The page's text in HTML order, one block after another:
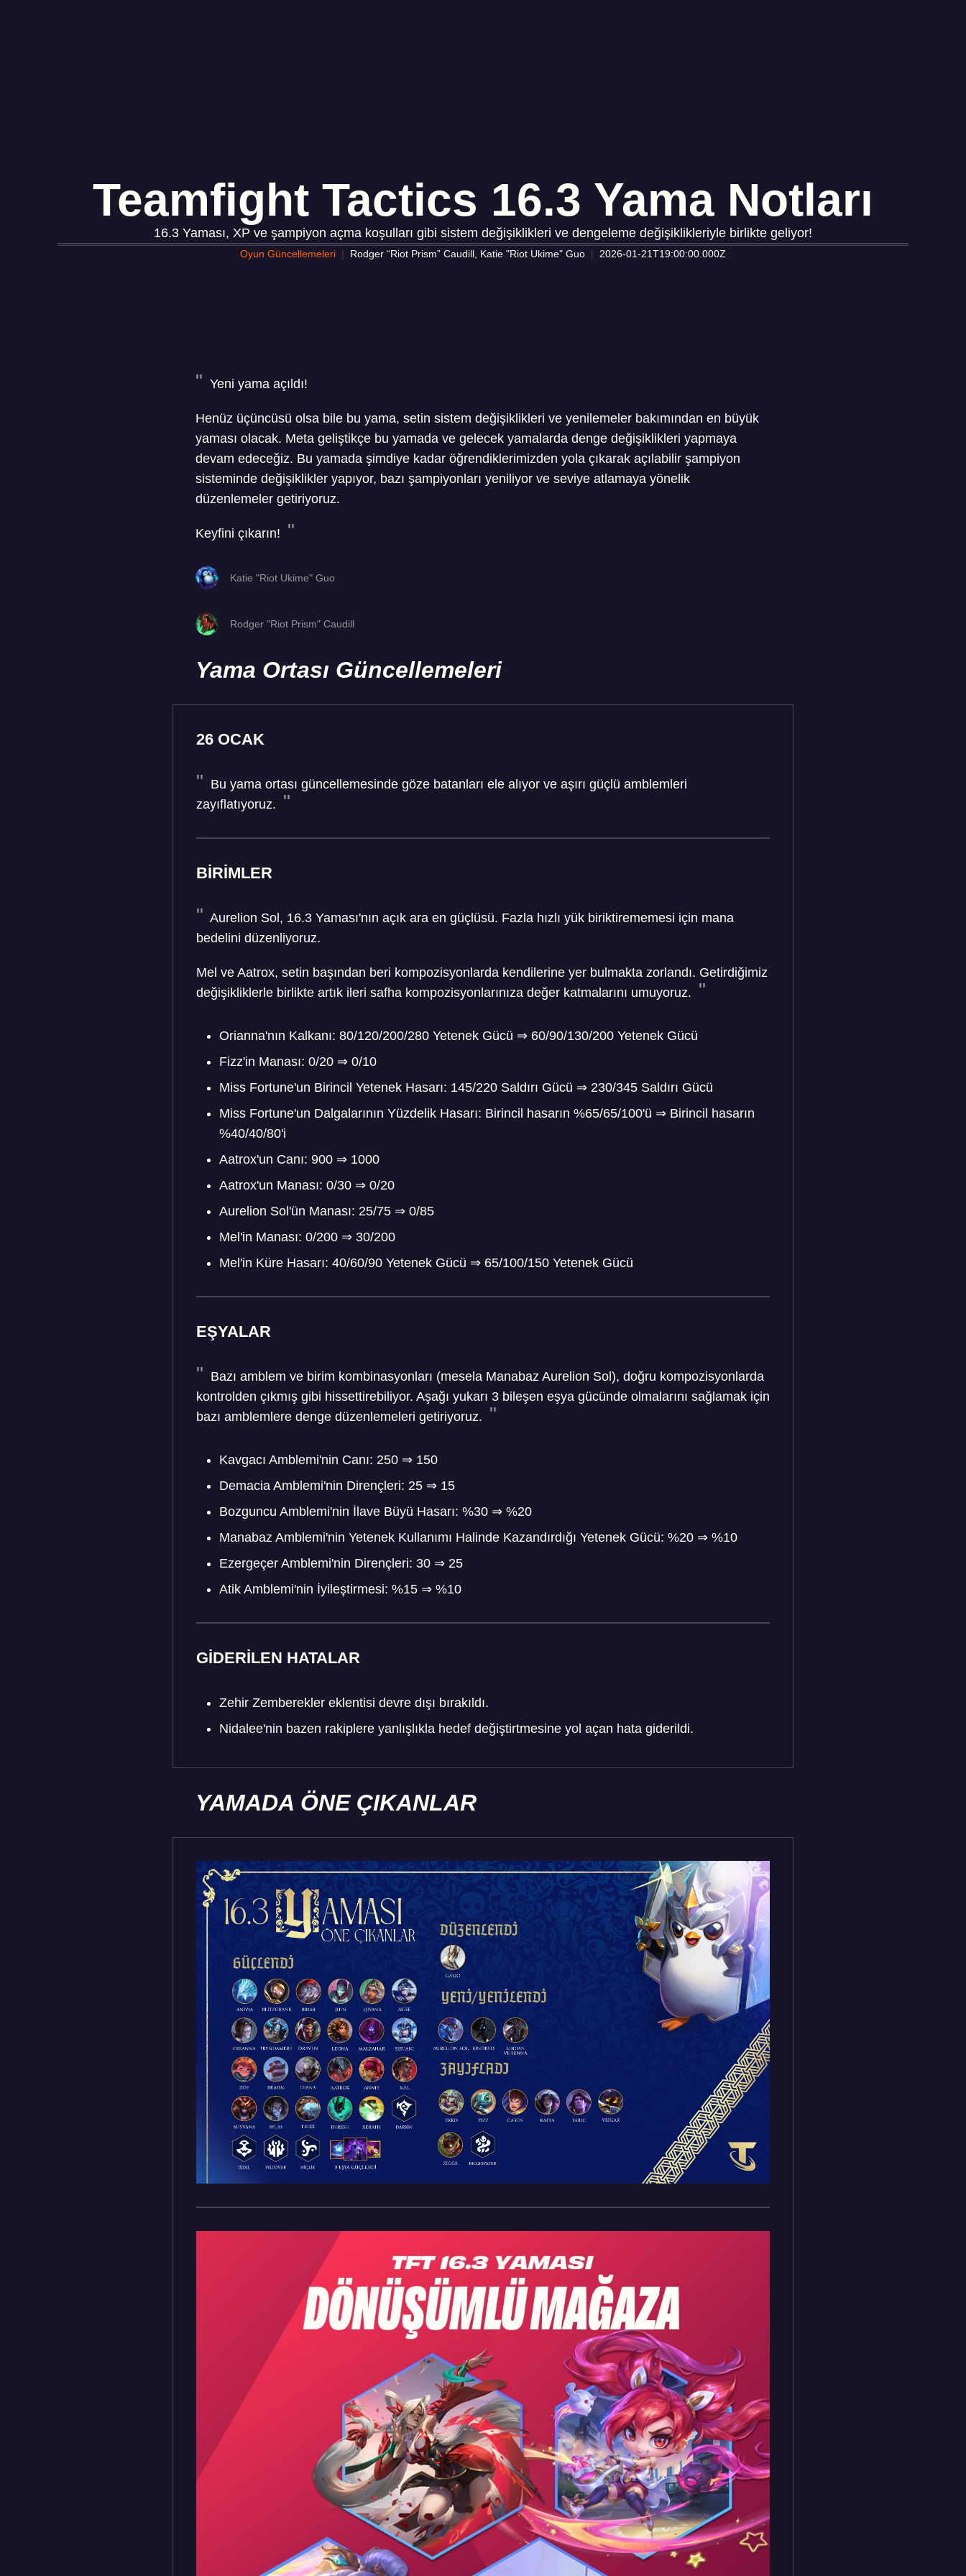
Teamfight Tactics 16.3 Yama Notları
16.3 Yaması, XP ve şampiyon açma koşulları gibi sistem değişiklikleri ve dengeleme değişiklikleriyle birlikte geliyor!
Oyun Güncellemeleri Rodger “Riot Prism” Caudill, Katie "Riot Ukime" Guo 2026-01-21T19:00:00.000Z
Yeni yama açıldı!
Henüz üçüncüsü olsa bile bu yama, setin sistem değişiklikleri ve yenilemeler bakımından en büyük
yaması olacak. Meta geliştikçe bu yamada ve gelecek yamalarda denge değişiklikleri yapmaya
devam edeceğiz. Bu yamada şimdiye kadar öğrendiklerimizden yola çıkarak açılabilir şampiyon
sisteminde değişiklikler yapıyor, bazı şampiyonları yeniliyor ve seviye atlamaya yönelik
düzenlemeler getiriyoruz.
Keyfini çıkarın!
Katie "Riot Ukime" Guo
Rodger "Riot Prism" Caudill
Yama Ortası Güncellemeleri
26 OCAK
Bu yama ortası güncellemesinde göze batanları ele alıyor ve aşırı güçlü amblemleri
zayıflatıyoruz.
BİRİMLER
Aurelion Sol, 16.3 Yaması'nın açık ara en güçlüsü. Fazla hızlı yük biriktirememesi için mana
bedelini düzenliyoruz.
Mel ve Aatrox, setin başından beri kompozisyonlarda kendilerine yer bulmakta zorlandı. Getirdiğimiz
değişikliklerle birlikte artık ileri safha kompozisyonlarınıza değer katmalarını umuyoruz.
Orianna'nın Kalkanı: 80/120/200/280 Yetenek Gücü ⇒ 60/90/130/200 Yetenek Gücü
Fizz'in Manası: 0/20 ⇒ 0/10
Miss Fortune'un Birincil Yetenek Hasarı: 145/220 Saldırı Gücü ⇒ 230/345 Saldırı Gücü
Miss Fortune'un Dalgalarının Yüzdelik Hasarı: Birincil hasarın %65/65/100'ü ⇒ Birincil hasarın
%40/40/80'i
Aatrox'un Canı: 900 ⇒ 1000
Aatrox'un Manası: 0/30 ⇒ 0/20
Aurelion Sol'ün Manası: 25/75 ⇒ 0/85
Mel'in Manası: 0/200 ⇒ 30/200
Mel'in Küre Hasarı: 40/60/90 Yetenek Gücü ⇒ 65/100/150 Yetenek Gücü
EŞYALAR
Bazı amblem ve birim kombinasyonları (mesela Manabaz Aurelion Sol), doğru kompozisyonlarda
kontrolden çıkmış gibi hissettirebiliyor. Aşağı yukarı 3 bileşen eşya gücünde olmalarını sağlamak için
bazı amblemlere denge düzenlemeleri getiriyoruz.
Kavgacı Amblemi'nin Canı: 250 ⇒ 150
Demacia Amblemi'nin Dirençleri: 25 ⇒ 15
Bozguncu Amblemi'nin İlave Büyü Hasarı: %30 ⇒ %20
Manabaz Amblemi'nin Yetenek Kullanımı Halinde Kazandırdığı Yetenek Gücü: %20 ⇒ %10
Ezergeçer Amblemi'nin Dirençleri: 30 ⇒ 25
Atik Amblemi'nin İyileştirmesi: %15 ⇒ %10
GİDERİLEN HATALAR
Zehir Zemberekler eklentisi devre dışı bırakıldı.
Nidalee'nin bazen rakiplere yanlışlıkla hedef değiştirtmesine yol açan hata giderildi.
YAMADA ÖNE ÇIKANLAR